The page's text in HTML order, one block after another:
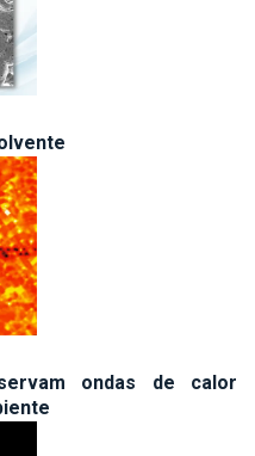
ondas de calor